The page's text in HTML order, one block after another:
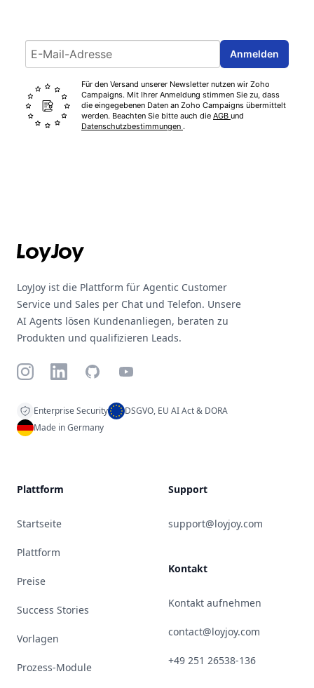
Email address Anmelden
Für den Versand unserer Newsletter nutzen wir Zoho
Campaigns. Mit Ihrer Anmeldung stimmen Sie zu, dass
die eingegebenen Daten an Zoho Campaigns übermittelt
werden. Beachten Sie bitte auch die AGB und
Datenschutzbestimmungen .
LoyJoy ist die Plattform für Agentic Customer
Service und Sales per Chat und Telefon. Unsere
AI Agents lösen Kundenanliegen, beraten zu
Produkten und qualifizieren Leads.
InstagramLinkedInGitHubYouTube
Enterprise Security
DSGVO, EU AI Act & DORA
Made in Germany
Plattform
Startseite
Plattform
Preise
Success Stories
Vorlagen
Prozess-Module
Support
support@loyjoy.com
Kontakt
Kontakt aufnehmen
contact@loyjoy.com
+49 251 26538-136